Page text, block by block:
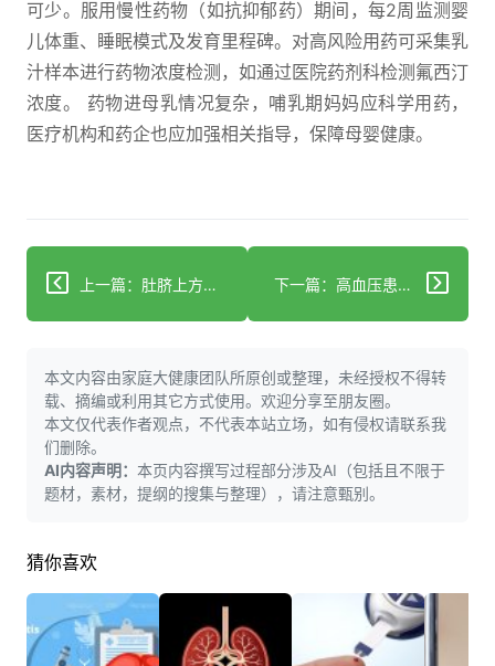
可少。服用慢性药物（如抗抑郁药）期间，每2周监测婴
儿体重、睡眠模式及发育里程碑。对高风险用药可采集乳
汁样本进行药物浓度检测，如通过医院药剂科检测氟西汀
浓度。 药物进母乳情况复杂，哺乳期妈妈应科学用药，
医疗机构和药企也应加强相关指导，保障母婴健康。
上一篇：肚脐上方疼痛是咋回事？这些病因千万别忽视！ 下一篇：高血压患者能游泳吗？这篇攻略给你答案！
本文内容由家庭大健康团队所原创或整理，未经授权不得转
载、摘编或利用其它方式使用。欢迎分享至朋友圈。
本文仅代表作者观点，不代表本站立场，如有侵权请联系我
们删除。
AI内容声明： 本页内容撰写过程部分涉及AI（包括且不限于
题材，素材，提纲的搜集与整理），请注意甄别。
猜你喜欢